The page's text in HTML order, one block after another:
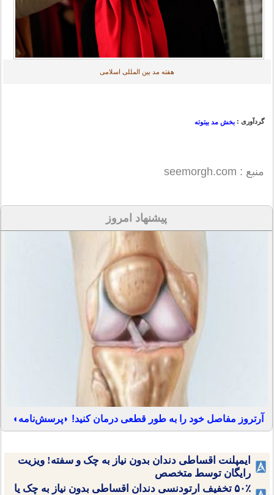
هفته مد بین المللی اسلامی
گردآوری : بخش مد بیتوته
منبع : seemorgh.com
پیشنهاد امروز
آرتروز مفاصل خود را به طور قطعی درمان کنید! ◗پرسش‌نامه◖
ایمپلنت اقساطی دندان بدون نیاز به چک و سفته! ویزیت
رایگان توسط متخصص
۵۰٪ تخفیف ارتودنسی دندان اقساطی بدون نیاز به چک یا